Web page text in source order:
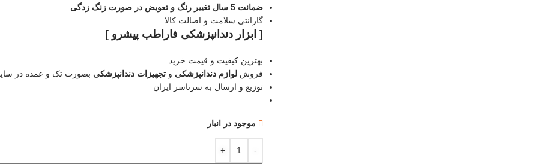
ضمانت 5 سال تغییر رنگ و تعویض در صورت زنگ زدگی
گارانتی سلامت و اصالت کالا
[ ابزار دندانپزشکی فاراطب پیشرو ]
بهترین کیفیت و قیمت خرید
فروش لوازم دندانپزشکی و تجهیزات دندانپزشکی بصورت تک و عمده در
توزیع و ارسال به سرتاسر ایران
موجود در انبار
-
+